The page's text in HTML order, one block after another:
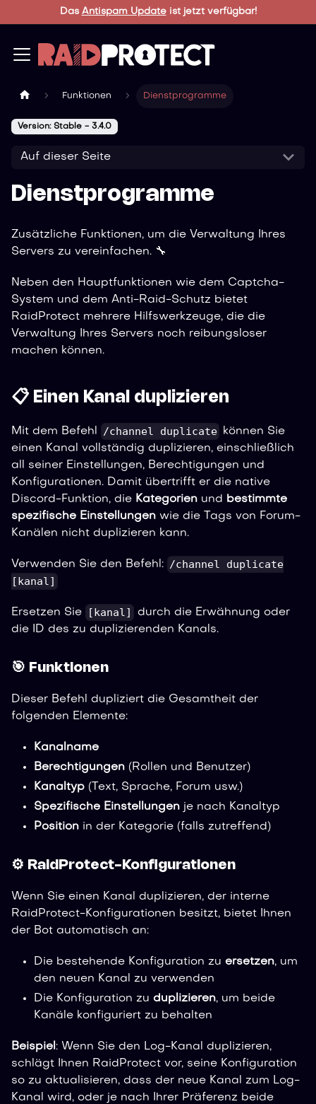
Das Antispam Updateist jetzt verfügbar!
Funktionen Dienstprogramme
Version: Stable - 3.4.0
Auf dieser Seite
Dienstprogramme
Zusätzliche Funktionen, um die Verwaltung Ihres
Servers zu vereinfachen. 🔧
Neben den Hauptfunktionen wie dem Captcha-
System und dem Anti-Raid-Schutz bietet
RaidProtect mehrere Hilfswerkzeuge, die die
Verwaltung Ihres Servers noch reibungsloser
machen können.
📋 Einen Kanal duplizieren
Mit dem Befehl /channel duplicate können Sie
einen Kanal vollständig duplizieren, einschließlich
all seiner Einstellungen, Berechtigungen und
Konfigurationen. Damit übertrifft er die native
Discord-Funktion, die Kategorien und bestimmte
spezifische Einstellungen wie die Tags von Forum-
Kanälen nicht duplizieren kann.
Verwenden Sie den Befehl: /channel duplicate
[kanal]
Ersetzen Sie [kanal]
durch die Erwähnung oder
die ID des zu duplizierenden Kanals.
🎯 Funktionen
Dieser Befehl dupliziert die Gesamtheit der
folgenden Elemente:
Kanalname
Berechtigungen (Rollen und Benutzer)
Kanaltyp (Text, Sprache, Forum usw.)
Spezifische Einstellungen je nach Kanaltyp
Position in der Kategorie (falls zutreffend)
⚙️ RaidProtect-Konfigurationen
Wenn Sie einen Kanal duplizieren, der interne
RaidProtect-Konfigurationen besitzt, bietet Ihnen
der Bot automatisch an:
Die bestehende Konfiguration zu ersetzen, um
den neuen Kanal zu verwenden
Die Konfiguration zu duplizieren, um beide
Kanäle konfiguriert zu behalten
Beispiel: Wenn Sie den Log-Kanal duplizieren,
schlägt Ihnen RaidProtect vor, seine Konfiguration
so zu aktualisieren, dass der neue Kanal zum Log-
Kanal wird, oder je nach Ihrer Präferenz beide